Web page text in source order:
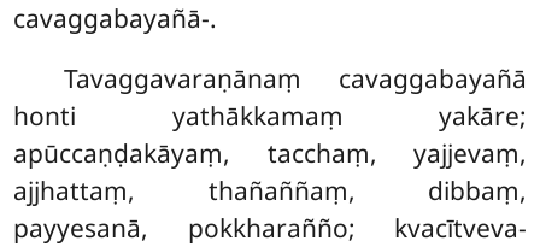
cavaggabayañā-.
Tavaggavaraṇānaṃ cavaggabayañā
honti yathākkamaṃ yakāre;
apūccaṇḍakāyaṃ, tacchaṃ, yajjevaṃ,
ajjhattaṃ, thañaññaṃ, dibbaṃ,
payyesanā, pokkharañño; kvacītveva-